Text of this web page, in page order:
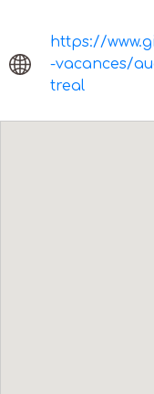
https://
-vacances/
treal